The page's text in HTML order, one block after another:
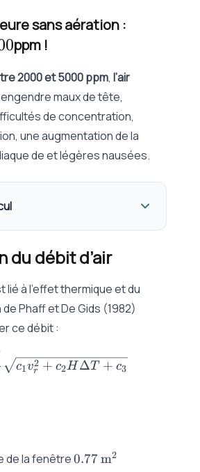
sans aération :
ppm !
2000 et 5000 ppm, l’air
maux de tête,
de concentration,
une augmentation de la
de et légères nausées.
du débit d’air
lié à l’effet thermique et du
de Phaff et De Gids (1982)
ce débit :
Q = \frac{S}{2}
c1vr
2 + c2H ΔT + c3
de la fenêtre0.77\,\text{m}^2
0.77m2